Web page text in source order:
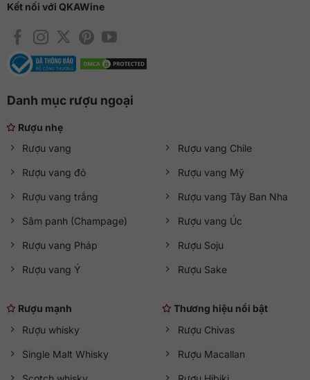
Kết nối với QKAWine
Danh mục rượu ngoại
Rượu nhẹ
Rượu vang
Rượu vang đỏ
Rượu vang trắng
Sâm panh (Champage)
Rượu vang Pháp
Rượu vang Ý
Rượu vang Chile
Rượu vang Mỹ
Rượu vang Tây Ban Nha
Rượu vang Úc
Rượu Soju
Rượu Sake
Rượu mạnh
Rượu whisky
Single Malt Whisky
Thương hiệu nổi bật
Rượu Chivas
Rượu Macallan